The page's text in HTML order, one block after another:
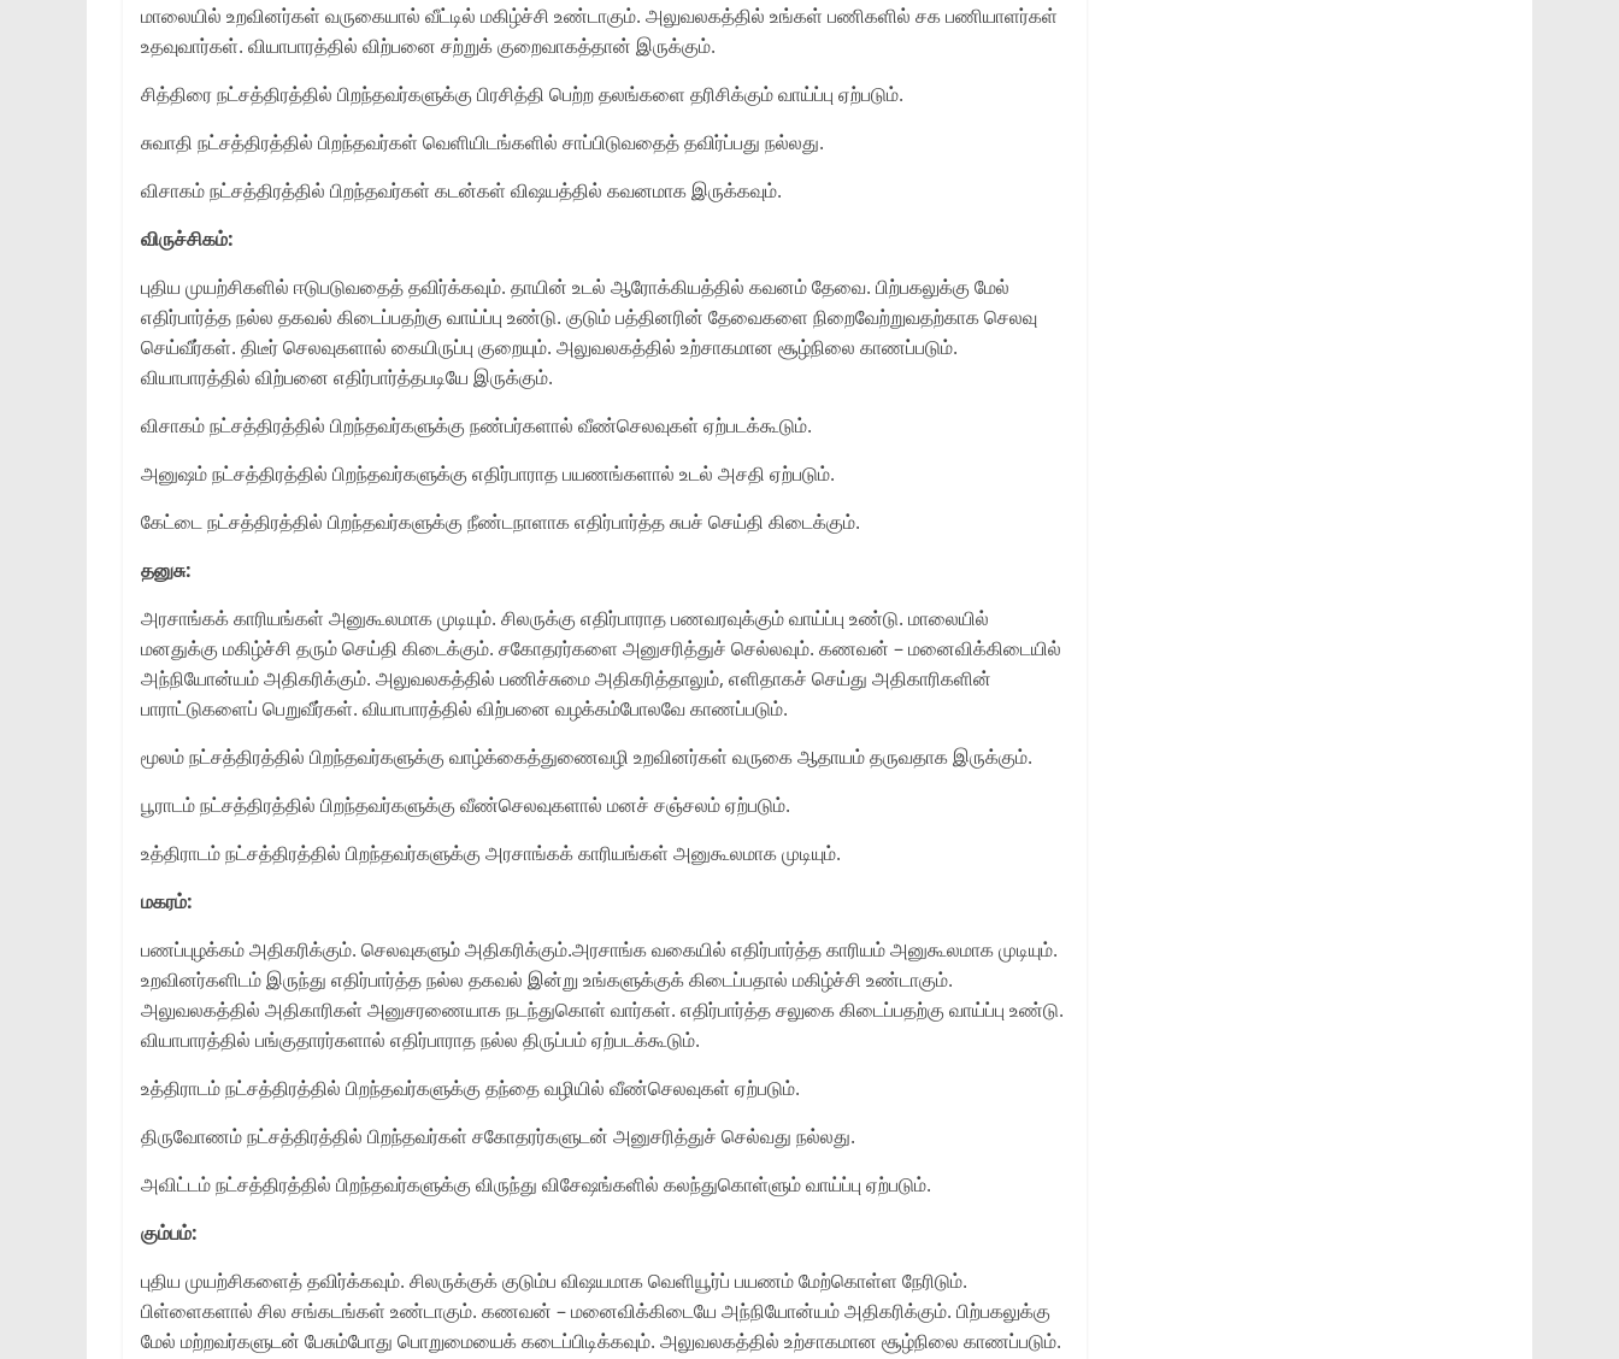
மாலையில் உறவினர்கள் வருகையால் வீட்டில் மகிழ்ச்சி உண்டாகும். அலுவலகத்தில் உங்கள் பணிகளில் சக பணியாளர்கள்
உதவுவார்கள். வியாபாரத்தில் விற்பனை சற்றுக் குறைவாகத்தான் இருக்கும்.
சித்திரை நட்சத்திரத்தில் பிறந்தவர்களுக்கு பிரசித்தி பெற்ற தலங்களை தரிசிக்கும் வாய்ப்பு ஏற்படும்.
சுவாதி நட்சத்திரத்தில் பிறந்தவர்கள் வெளியிடங்களில் சாப்பிடுவதைத் தவிர்ப்பது நல்லது.
விசாகம் நட்சத்திரத்தில் பிறந்தவர்கள் கடன்கள் விஷயத்தில் கவனமாக இருக்கவும்.
விருச்சிகம்:
புதிய முயற்சிகளில் ஈடுபடுவதைத் தவிர்க்கவும். தாயின் உடல் ஆரோக்கியத்தில் கவனம் தேவை. பிற்பகலுக்கு மேல்
எதிர்பார்த்த நல்ல தகவல் கிடைப்பதற்கு வாய்ப்பு உண்டு. குடும் பத்தினரின் தேவைகளை நிறைவேற்றுவதற்காக செலவு
செய்வீர்கள். திடீர் செலவுகளால் கையிருப்பு குறையும். அலுவலகத்தில் உற்சாகமான சூழ்நிலை காணப்படும்.
வியாபாரத்தில் விற்பனை எதிர்பார்த்தபடியே இருக்கும்.
விசாகம் நட்சத்திரத்தில் பிறந்தவர்களுக்கு நண்பர்களால் வீண்செலவுகள் ஏற்படக்கூடும்.
அனுஷம் நட்சத்திரத்தில் பிறந்தவர்களுக்கு எதிர்பாராத பயணங்களால் உடல் அசதி ஏற்படும்.
கேட்டை நட்சத்திரத்தில் பிறந்தவர்களுக்கு நீண்டநாளாக எதிர்பார்த்த சுபச் செய்தி கிடைக்கும்.
தனுசு:
அரசாங்கக் காரியங்கள் அனுகூலமாக முடியும். சிலருக்கு எதிர்பாராத பணவரவுக்கும் வாய்ப்பு உண்டு. மாலையில்
மனதுக்கு மகிழ்ச்சி தரும் செய்தி கிடைக்கும். சகோதரர்களை அனுசரித்துச் செல்லவும். கணவன் – மனைவிக்கிடையில்
அந்நியோன்யம் அதிகரிக்கும். அலுவலகத்தில் பணிச்சுமை அதிகரித்தாலும், எளிதாகச் செய்து அதிகாரிகளின்
பாராட்டுகளைப் பெறுவீர்கள். வியாபாரத்தில் விற்பனை வழக்கம்போலவே காணப்படும்.
மூலம் நட்சத்திரத்தில் பிறந்தவர்களுக்கு வாழ்க்கைத்துணைவழி உறவினர்கள் வருகை ஆதாயம் தருவதாக இருக்கும்.
பூராடம் நட்சத்திரத்தில் பிறந்தவர்களுக்கு வீண்செலவுகளால் மனச் சஞ்சலம் ஏற்படும்.
உத்திராடம் நட்சத்திரத்தில் பிறந்தவர்களுக்கு அரசாங்கக் காரியங்கள் அனுகூலமாக முடியும்.
மகரம்:
பணப்புழக்கம் அதிகரிக்கும். செலவுகளும் அதிகரிக்கும்.அரசாங்க வகையில் எதிர்பார்த்த காரியம் அனுகூலமாக முடியும்.
உறவினர்களிடம் இருந்து எதிர்பார்த்த நல்ல தகவல் இன்று உங்களுக்குக் கிடைப்பதால் மகிழ்ச்சி உண்டாகும்.
அலுவலகத்தில் அதிகாரிகள் அனுசரணையாக நடந்துகொள் வார்கள். எதிர்பார்த்த சலுகை கிடைப்பதற்கு வாய்ப்பு உண்டு.
வியாபாரத்தில் பங்குதாரர்களால் எதிர்பாராத நல்ல திருப்பம் ஏற்படக்கூடும்.
உத்திராடம் நட்சத்திரத்தில் பிறந்தவர்களுக்கு தந்தை வழியில் வீண்செலவுகள் ஏற்படும்.
திருவோணம் நட்சத்திரத்தில் பிறந்தவர்கள் சகோதரர்களுடன் அனுசரித்துச் செல்வது நல்லது.
அவிட்டம் நட்சத்திரத்தில் பிறந்தவர்களுக்கு விருந்து விசேஷங்களில் கலந்துகொள்ளும் வாய்ப்பு ஏற்படும்.
கும்பம்:
புதிய முயற்சிகளைத் தவிர்க்கவும். சிலருக்குக் குடும்ப விஷயமாக வெளியூர்ப் பயணம் மேற்கொள்ள நேரிடும்.
பிள்ளைகளால் சில சங்கடங்கள் உண்டாகும். கணவன் – மனைவிக்கிடையே அந்நியோன்யம் அதிகரிக்கும். பிற்பகலுக்கு
மேல் மற்றவர்களுடன் பேசும்போது பொறுமையைக் கடைப்பிடிக்கவும். அலுவலகத்தில் உற்சாகமான சூழ்நிலை காணப்படும்.